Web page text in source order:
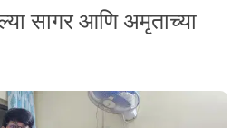
सागर आणि अमृताच्या